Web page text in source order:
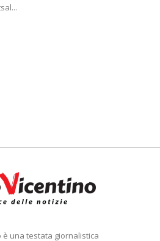
è una testata giornalistica